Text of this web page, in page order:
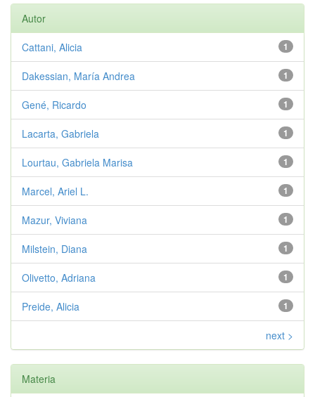
Autor
1
Cattani, Alicia
1
Dakessian, María Andrea
1
Gené, Ricardo
1
Lacarta, Gabriela
1
Lourtau, Gabriela Marisa
1
Marcel, Ariel L.
1
Mazur, Viviana
1
Milstein, Diana
1
Olivetto, Adriana
1
Preide, Alicia
next >
Materia